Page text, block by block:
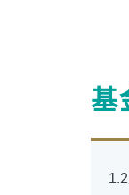
基